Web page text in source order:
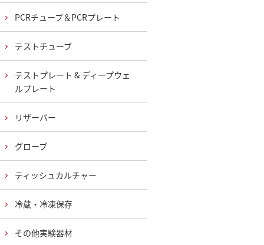
PCRチューブ＆PCRプレート
テストチューブ
テストプレート & ディープウェ
ルプレート
リザーバー
グローブ
ティッシュカルチャー
冷蔵・冷凍保存
その他実験器材